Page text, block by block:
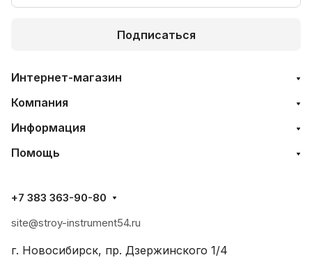
Подписаться
Интернет-магазин
Компания
Информация
Помощь
+7 383 363-90-80
site@stroy-instrument54.ru
г. Новосибирск, пр. Дзержинского 1/4